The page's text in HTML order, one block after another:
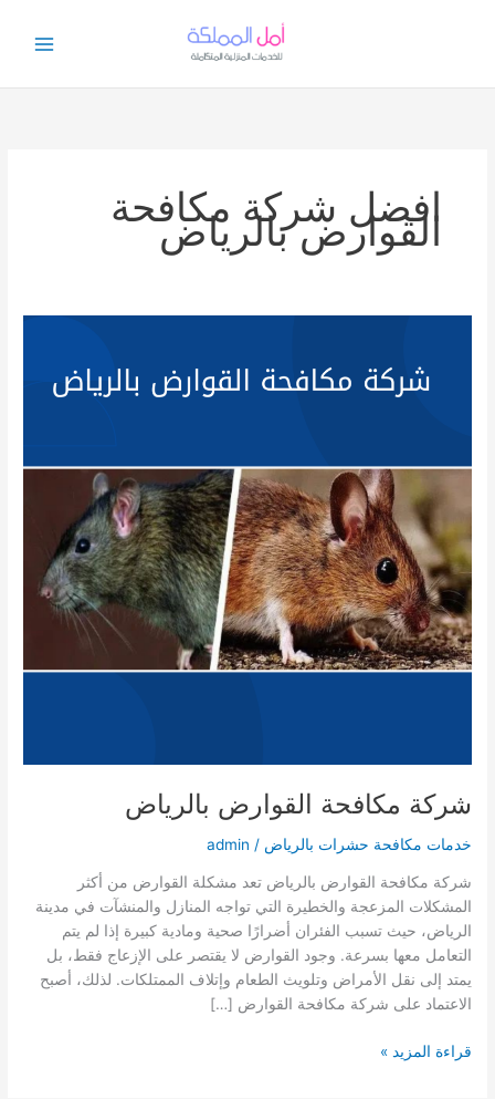
افضل شركة مكافحة
القوارض بالرياض
شركة مكافحة القوارض بالرياض
خدمات مكافحة حشرات بالرياض /
admin
شركة مكافحة القوارض بالرياض تعد مشكلة القوارض من أكثر
المشكلات المزعجة والخطيرة التي تواجه المنازل والمنشآت في مدينة
الرياض، حيث تسبب الفئران أضرارًا صحية ومادية كبيرة إذا لم يتم
التعامل معها بسرعة. وجود القوارض لا يقتصر على الإزعاج فقط، بل
يمتد إلى نقل الأمراض وتلويث الطعام وإتلاف الممتلكات. لذلك، أصبح
الاعتماد على شركة مكافحة القوارض […]
شركة
قراءة المزيد »